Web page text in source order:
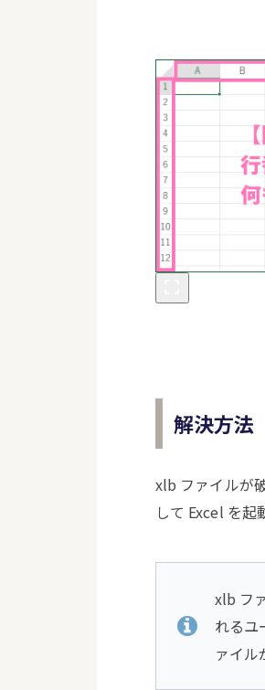
解決方法
xlb ファイルが
して Excel を起
xlb フ
れるユ
ァイル